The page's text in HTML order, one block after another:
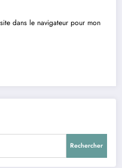
dans le navigateur pour mon
Rechercher